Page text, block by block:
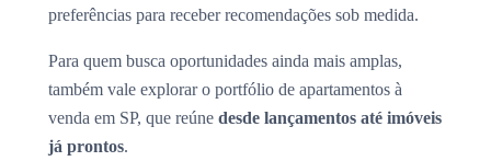
preferências para receber recomendações sob medida.
Para quem busca oportunidades ainda mais amplas,
também vale explorar o portfólio de apartamentos à
venda em SP, que reúne desde lançamentos até imóveis
já prontos.